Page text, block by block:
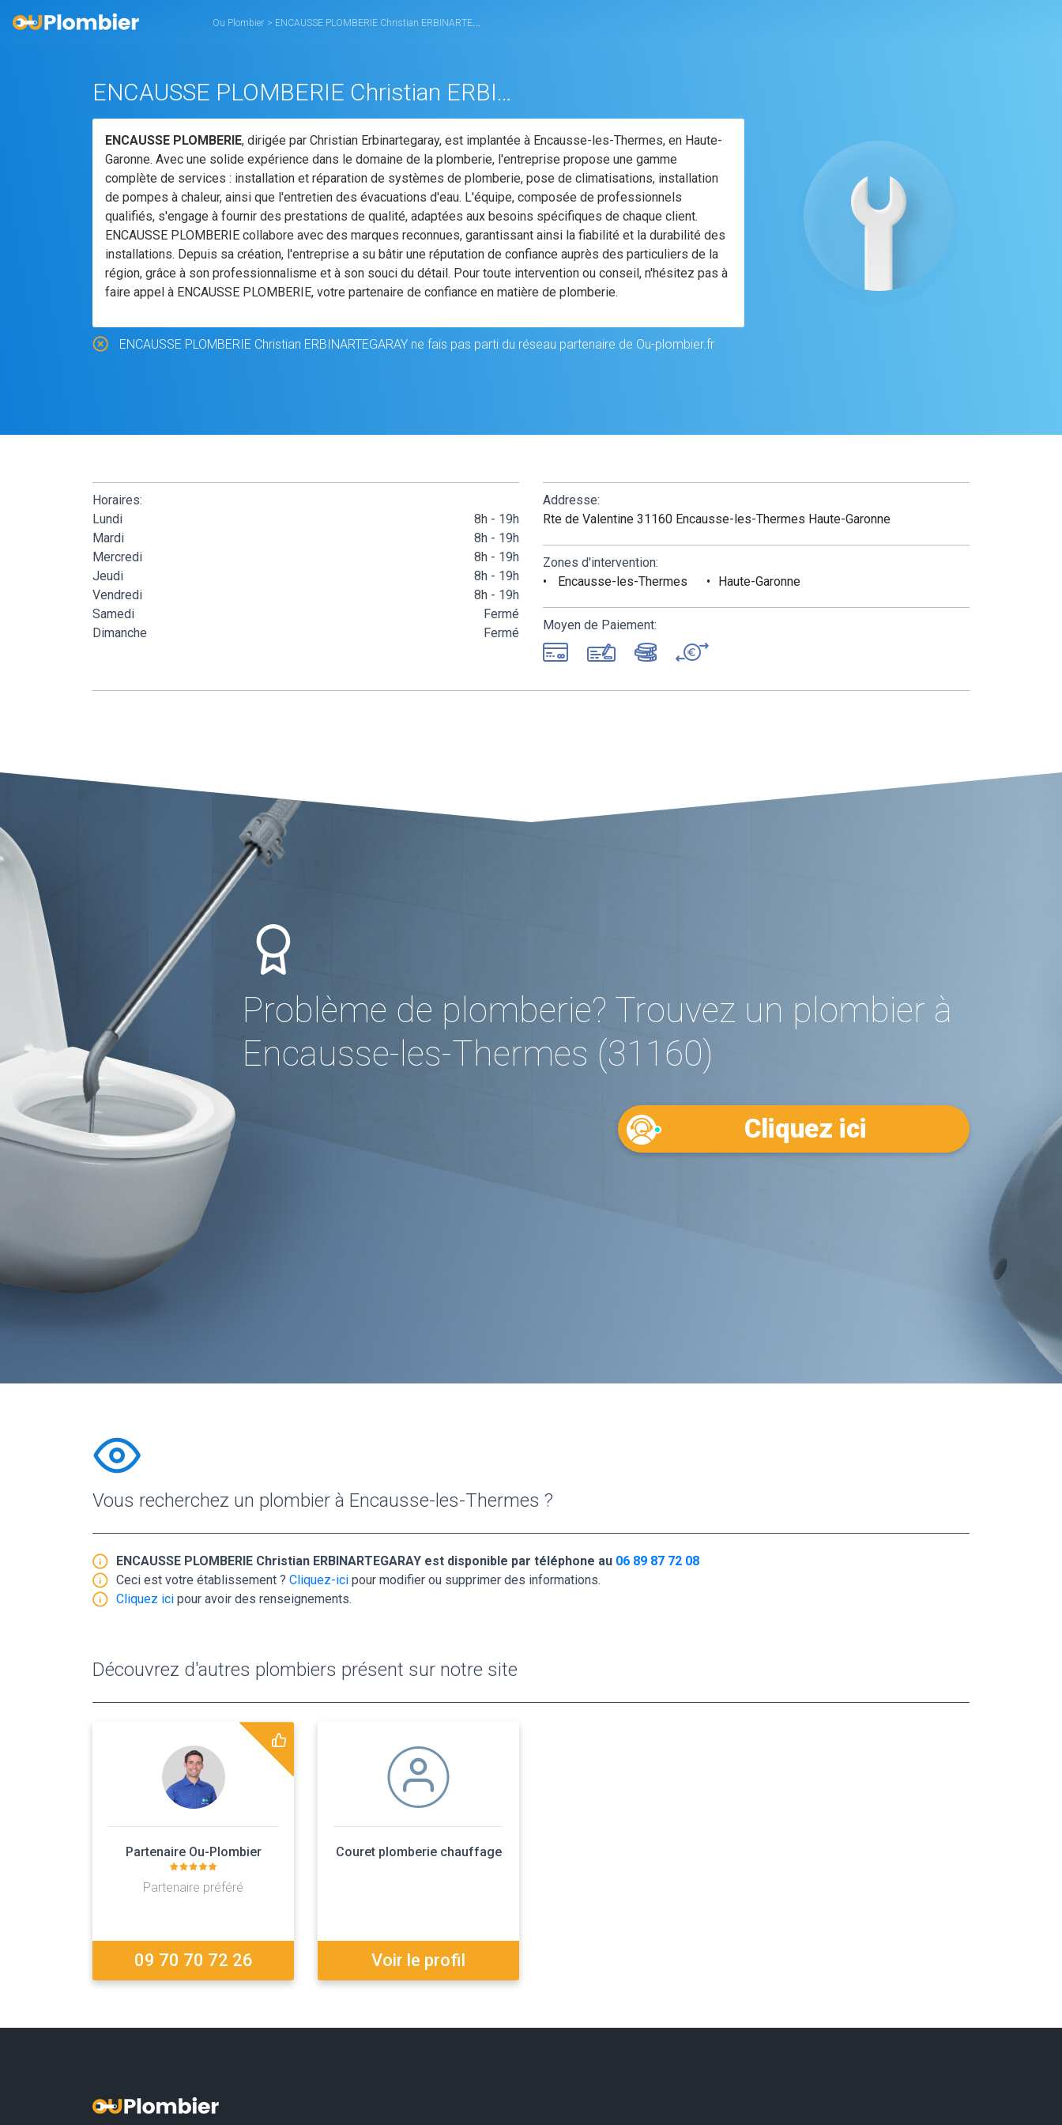
Ou Plombier > ENCAUSSE PLOMBERIE Christian ERBINARTEGARAY
ENCAUSSE PLOMBERIE Christian ERBINARTEGARAY
ENCAUSSE PLOMBERIE, dirigée par Christian Erbinartegaray, est implantée à Encausse-les-Thermes, en Haute-
Garonne. Avec une solide expérience dans le domaine de la plomberie, l'entreprise propose une gamme
complète de services : installation et réparation de systèmes de plomberie, pose de climatisations, installation
de pompes à chaleur, ainsi que l'entretien des évacuations d'eau. L'équipe, composée de professionnels
qualifiés, s'engage à fournir des prestations de qualité, adaptées aux besoins spécifiques de chaque client.
ENCAUSSE PLOMBERIE collabore avec des marques reconnues, garantissant ainsi la fiabilité et la durabilité des
installations. Depuis sa création, l'entreprise a su bâtir une réputation de confiance auprès des particuliers de la
région, grâce à son professionnalisme et à son souci du détail. Pour toute intervention ou conseil, n'hésitez pas à
faire appel à ENCAUSSE PLOMBERIE, votre partenaire de confiance en matière de plomberie.
ENCAUSSE PLOMBERIE Christian ERBINARTEGARAY ne fais pas parti du réseau partenaire de Ou-plombier.fr
Horaires:
Lundi
8h - 19h
Mardi
8h - 19h
Mercredi
8h - 19h
Jeudi
8h - 19h
Vendredi
8h - 19h
Samedi
Fermé
Dimanche
Fermé
Addresse:
Rte de Valentine 31160 Encausse-les-Thermes Haute-Garonne
Zones d'intervention:
Encausse-les-Thermes
Haute-Garonne
Moyen de Paiement:
Problème de plomberie? Trouvez un plombier à
Encausse-les-Thermes (31160)
Cliquez ici
Vous recherchez un plombier à Encausse-les-Thermes ?
ENCAUSSE PLOMBERIE Christian ERBINARTEGARAY est disponible par téléphone au 06 89 87 72 08
Ceci est votre établissement ? Cliquez-ici pour modifier ou supprimer des informations.
Cliquez ici pour avoir des renseignements.
Découvrez d'autres plombiers présent sur notre site
Partenaire Ou-Plombier
Partenaire préféré
09 70 70 72 26
Couret plomberie chauffage
Voir le profil